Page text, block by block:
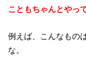
こともちゃんとやっ
例えば、こんなもの
な。